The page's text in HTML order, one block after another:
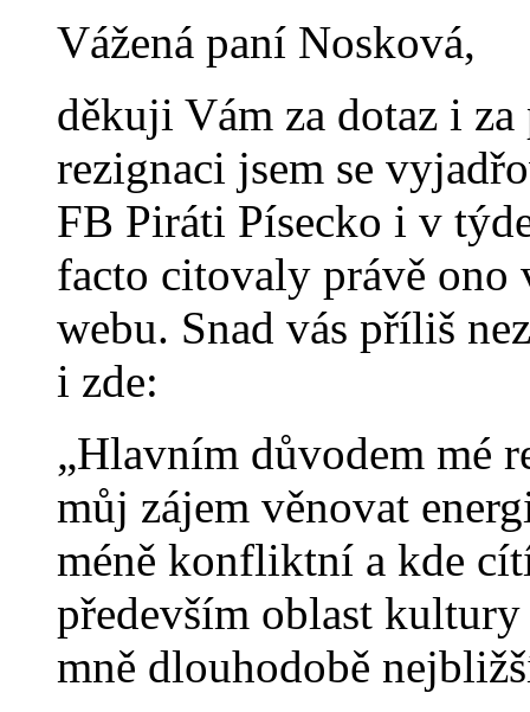
Vážená paní Nosková,
děkuji Vám za dotaz i
rezignaci jsem se
FB Piráti Písecko i v
facto citovaly právě ono
webu. Snad vás příliš
i zde:
„Hlavním důvodem mé
můj zájem věnovat
méně konfliktní a kde
především oblast
mně dlouhodobě